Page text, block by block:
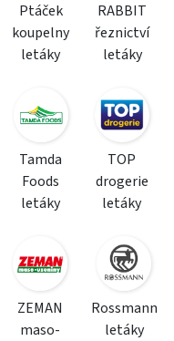
Ptáček
koupelny
letáky
RABBIT
řeznictví
letáky
Tamda
Foods
letáky
TOP
drogerie
letáky
ZEMAN
maso-
Rossmann
letáky